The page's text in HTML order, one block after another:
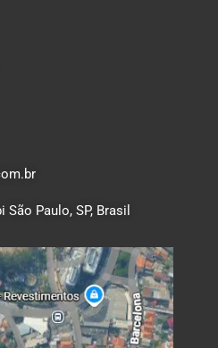
Paulo, SP, Brasil